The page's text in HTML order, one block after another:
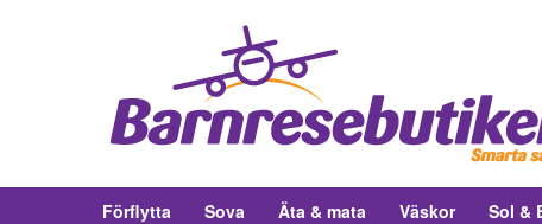
Förflytta Sova Äta & mata Väskor Sol &